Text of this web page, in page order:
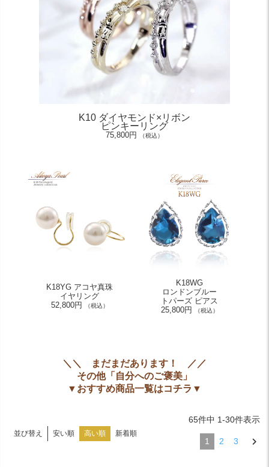
K10 ダイヤモンド×リボン
ピンキーリング
75,800円 （税込）
K18YG アコヤ真珠
イヤリング
52,800円
（税込）
K18WG
ロンドンブルー
トパーズ ピアス
25,800円
（税込）
＼＼ まだまだあります！ ／／
その他「自分へのご褒美」
▼おすすめ商品一覧はコチラ▼
並び替え 安い順 高い順 新着順
65件中 1-30件表示
1 2 3